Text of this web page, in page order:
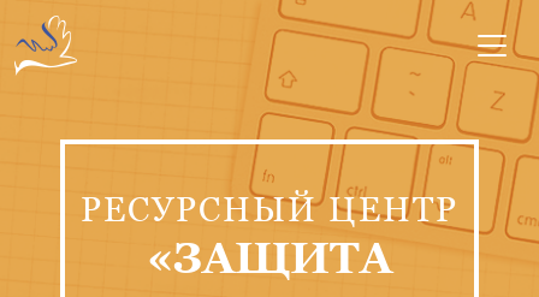
РЕСУРСНЫЙ ЦЕНТР
«ЗАЩИТА